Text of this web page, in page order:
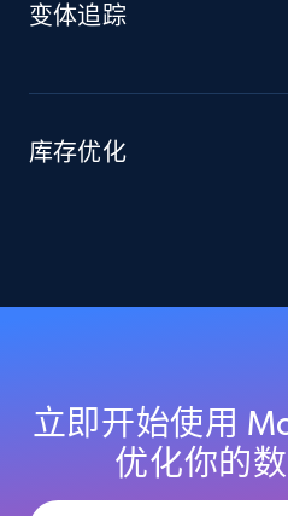
and more.
URL, Domain, Country
Sku, Product id, Product
and more.
变体追踪
库存优化
立即开始使用
优化你的数